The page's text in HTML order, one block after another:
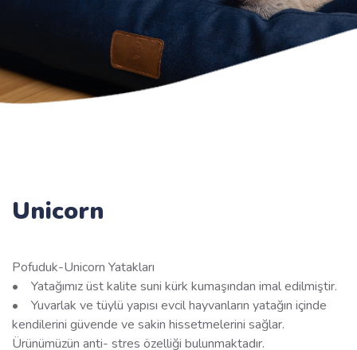
Unicorn
Pofuduk-Unicorn Yatakları
• Yatağımız üst kalite suni kürk kumaşından imal edilmiştir.
• Yuvarlak ve tüylü yapısı evcil hayvanların yatağın içinde
kendilerini güvende ve sakin hissetmelerini sağlar.
Ürünümüzün anti- stres özelliği bulunmaktadır.